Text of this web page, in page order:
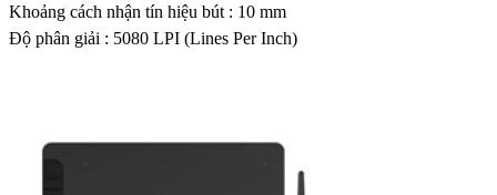
Khoảng cách nhận tín hiệu bút : 10 mm
Độ phân giải : 5080 LPI (Lines Per Inch)